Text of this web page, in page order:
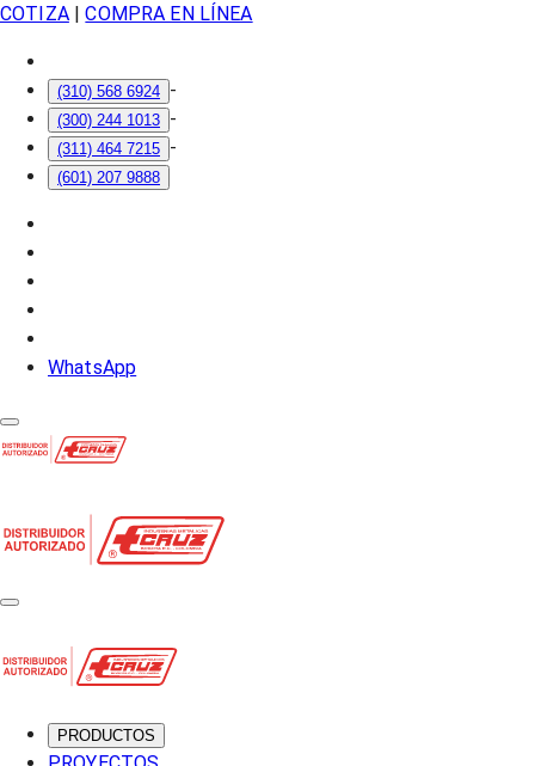
COTIZA| COMPRA EN LÍNEA
(310) 568 6924 -
(300) 244 1013 -
(311) 464 7215 -
(601) 207 9888
WhatsApp
PRODUCTOS